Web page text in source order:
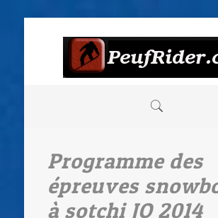
Programme des
épreuves
à sotchi JO 2014